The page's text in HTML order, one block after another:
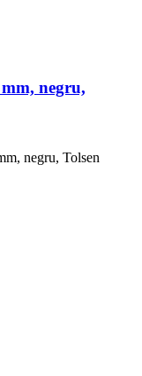
negru,
negru, Tolsen